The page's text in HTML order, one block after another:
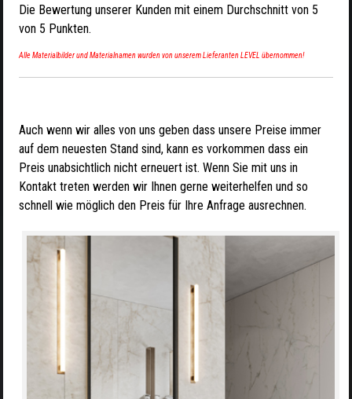
Die Bewertung unserer Kunden mit einem Durchschnitt von 5
von 5 Punkten.
Alle Materialbilder und Materialnamen wurden von unserem Lieferanten LEVEL übernommen!
Auch wenn wir alles von uns geben dass unsere Preise immer
auf dem neuesten Stand sind, kann es vorkommen dass ein
Preis unabsichtlich nicht erneuert ist. Wenn Sie mit uns in
Kontakt treten werden wir Ihnen gerne weiterhelfen und so
schnell wie möglich den Preis für Ihre Anfrage ausrechnen.